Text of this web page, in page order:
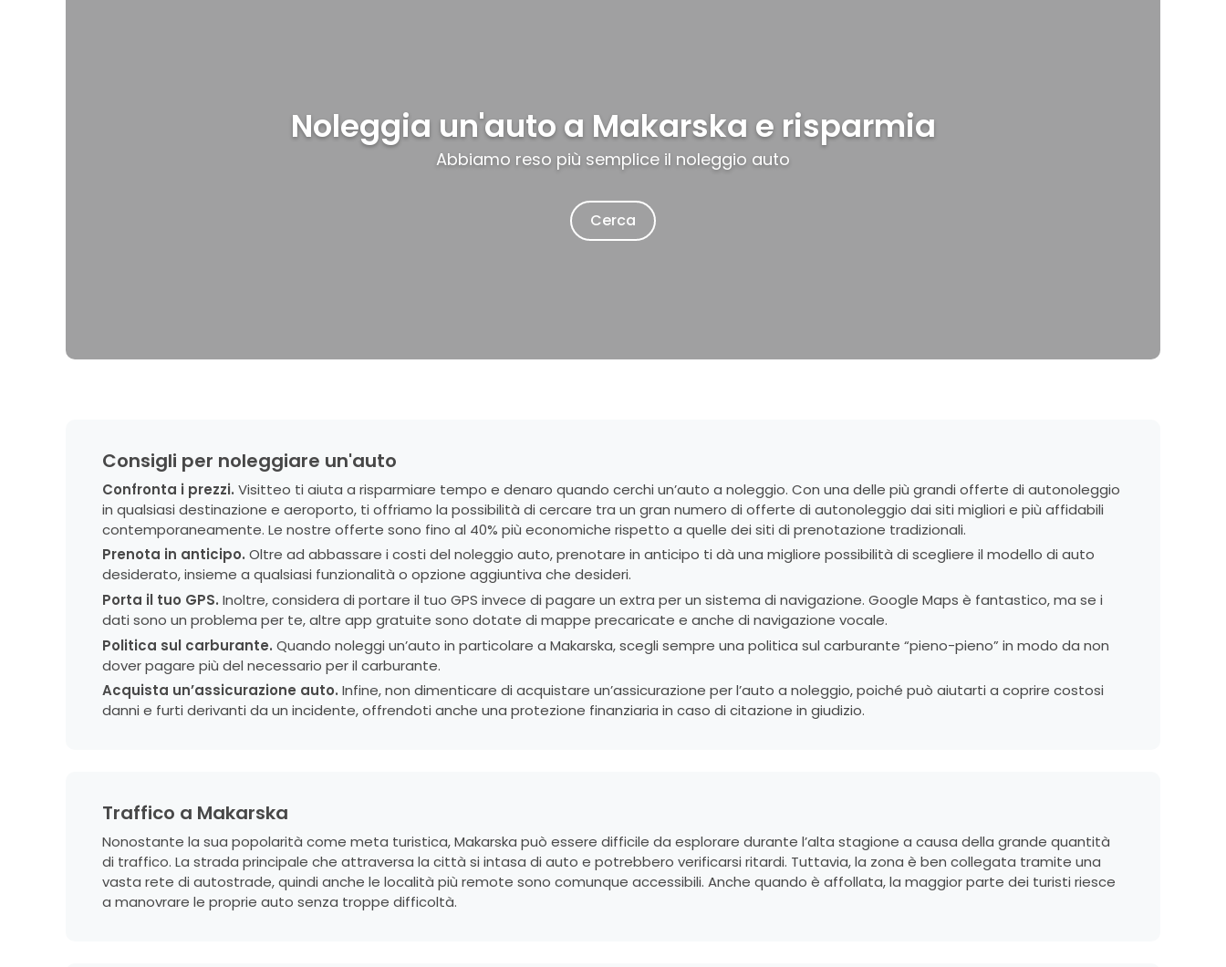
Noleggia un'auto a Makarska e risparmia
Abbiamo reso più semplice il noleggio auto
Cerca
Consigli per noleggiare un'auto
Confronta i prezzi. Visitteo ti aiuta a risparmiare tempo e denaro quando cerchi un’auto a noleggio. Con una delle più grandi offerte di autonoleggio
in qualsiasi destinazione e aeroporto, ti offriamo la possibilità di cercare tra un gran numero di offerte di autonoleggio dai siti migliori e più affidabili
contemporaneamente. Le nostre offerte sono fino al 40% più economiche rispetto a quelle dei siti di prenotazione tradizionali.
Prenota in anticipo. Oltre ad abbassare i costi del noleggio auto, prenotare in anticipo ti dà una migliore possibilità di scegliere il modello di auto
desiderato, insieme a qualsiasi funzionalità o opzione aggiuntiva che desideri.
Porta il tuo GPS. Inoltre, considera di portare il tuo GPS invece di pagare un extra per un sistema di navigazione. Google Maps è fantastico, ma se i
dati sono un problema per te, altre app gratuite sono dotate di mappe precaricate e anche di navigazione vocale.
Politica sul carburante. Quando noleggi un’auto in particolare a Makarska, scegli sempre una politica sul carburante “pieno-pieno” in modo da non
dover pagare più del necessario per il carburante.
Acquista un’assicurazione auto. Infine, non dimenticare di acquistare un’assicurazione per l’auto a noleggio, poiché può aiutarti a coprire costosi
danni e furti derivanti da un incidente, offrendoti anche una protezione finanziaria in caso di citazione in giudizio.
Traffico a Makarska
Nonostante la sua popolarità come meta turistica, Makarska può essere difficile da esplorare durante l’alta stagione a causa della grande quantità
di traffico. La strada principale che attraversa la città si intasa di auto e potrebbero verificarsi ritardi. Tuttavia, la zona è ben collegata tramite una
vasta rete di autostrade, quindi anche le località più remote sono comunque accessibili. Anche quando è affollata, la maggior parte dei turisti riesce
a manovrare le proprie auto senza troppe difficoltà.